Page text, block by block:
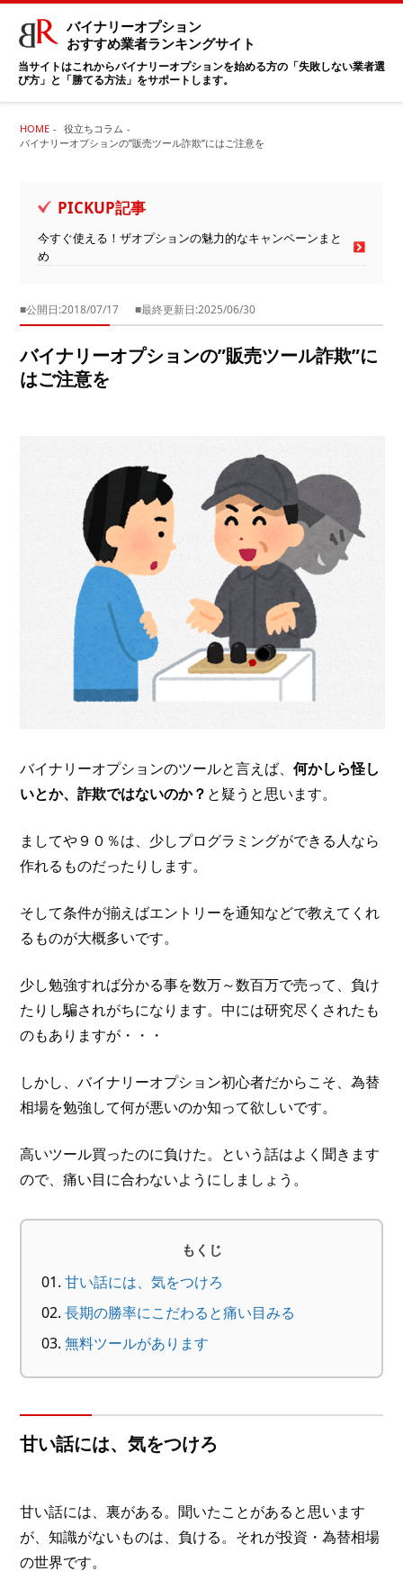
バイナリーオプション
おすすめ業者ランキングサイト
当サイトはこれからバイナリーオプションを始める方の「失敗しない業者選
び方」と「勝てる方法」をサポートします。
HOME
役立ちコラム
バイナリーオプションの”販売ツール詐欺”にはご注意を
PICKUP記事
今すぐ使える！ザオプションの魅力的なキャンペーンまと
め
■公開日:2018/07/17 ■最終更新日:2025/06/30
バイナリーオプションの”販売ツール詐欺”に
はご注意を
バイナリーオプションのツールと言えば、何かしら怪し
いとか、詐欺ではないのか？ と疑うと思います。
ましてや９０％は、少しプログラミングができる人なら
作れるものだったりします。
そして条件が揃えばエントリーを通知などで教えてくれ
るものが大概多いです。
少し勉強すれば分かる事を数万～数百万で売って、負け
たりし騙されがちになります。中には研究尽くされたも
のもありますが・・・
しかし、バイナリーオプション初心者だからこそ、為替
相場を勉強して何が悪いのか知って欲しいです。
高いツール買ったのに負けた。という話はよく聞きます
ので、痛い目に合わないようにしましょう。
もくじ
甘い話には、気をつけろ
長期の勝率にこだわると痛い目みる
無料ツールがあります
甘い話には、気をつけろ
甘い話には、裏がある。聞いたことがあると思います
が、知識がないものは、負ける。それが投資・為替相場
の世界です。